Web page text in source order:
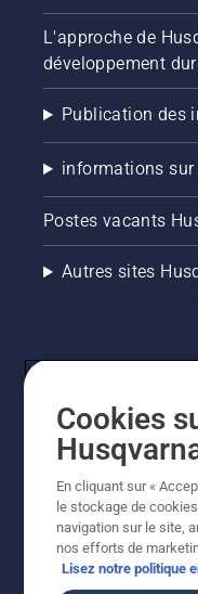
L'approche de
développement
Publication des
informations
Postes vacants
Autres sites
© Husqvarna AB
indiqués sont des
indiqués sont des
incluse), sauf si le
Cookies
En cliquant sur «
le stockage de
navigation sur le site,
nos efforts de
Lisez notre politique